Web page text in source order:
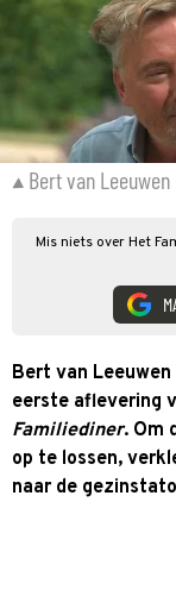
Bert van
Mis niets over Het
Bert van
eerste aflevering
Familiediner. Om
op te lossen,
naar de